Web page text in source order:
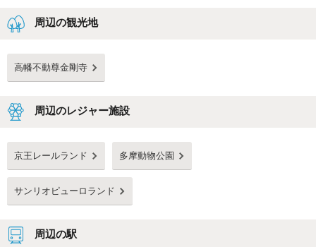
周辺の観光地
高幡不動尊金剛寺
周辺のレジャー施設
京王レールランド 多摩動物公園
サンリオピューロランド
周辺の駅